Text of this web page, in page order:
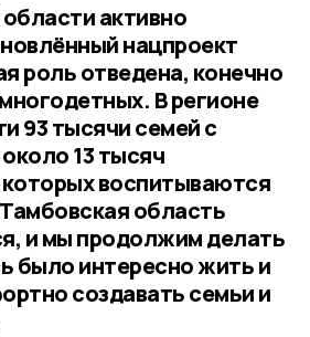
активно
нацпроект
роль отведена, конечно
В регионе
93 тысячи семей с
13 тысяч
воспитываются
область
и мы продолжим делать
было интересно жить и
создавать семьи и